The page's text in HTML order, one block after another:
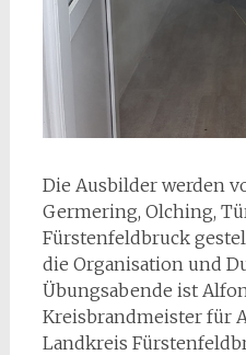
Die Ausbilder werden
Germering, Olching,
Fürstenfeldbruck
die Organisation und
Übungsabende ist
Kreisbrandmeister für
Landkreis